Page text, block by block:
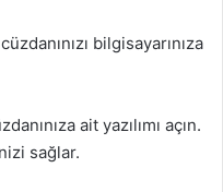
bilgisayarınıza
ait yazılımı açın.
sağlar.